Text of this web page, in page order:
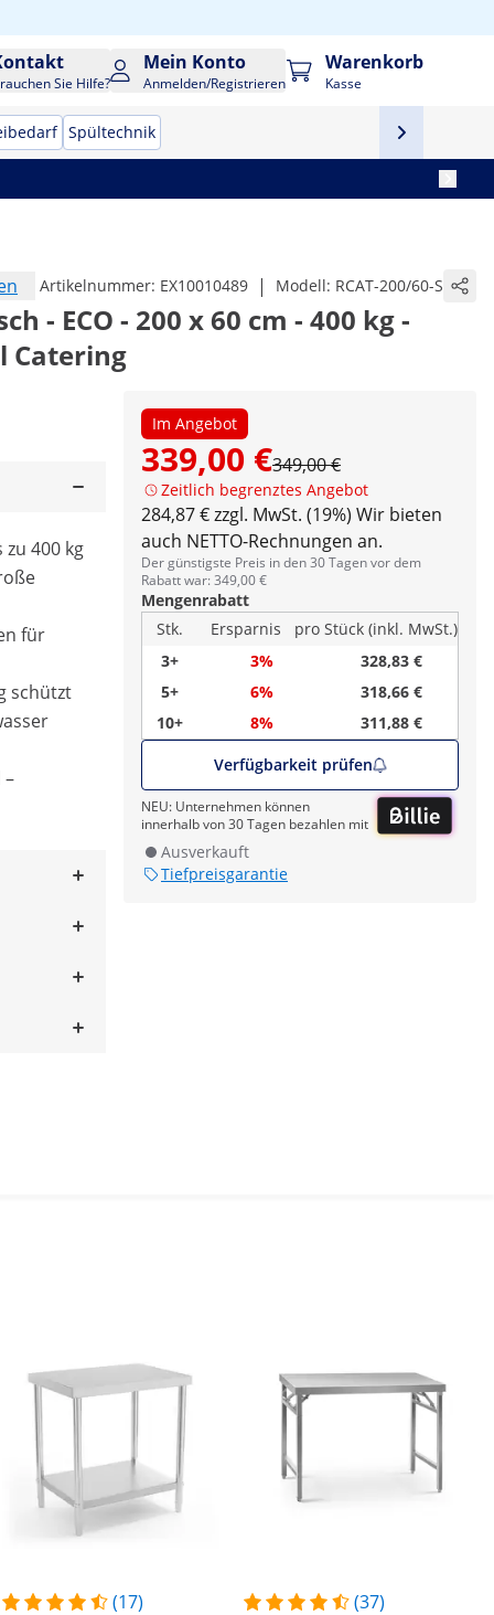
Sie Hilfe?
Mein Konto
Anmelden/Registrieren
Warenkorb
Kasse
Spültechnik
Artikelnummer: EX10010489 | Modell: RCAT-200/60-S
- ECO - 200 x 60 cm - 400 kg -
Catering
Im Angebot
339,00 €349,00 €
Zeitlich begrenztes Angebot
284,87 € zzgl. MwSt. (19%) Wir bieten
auch NETTO-Rechnungen an.
Der günstigste Preis in den 30 Tagen vor dem
Rabatt war: 349,00 €
Mengenrabatt
Stk.
Ersparnis
pro Stück (inkl. MwSt.)
3+
3%
328,83 €
5+
6%
318,66 €
10+
8%
311,88 €
Verfügbarkeit prüfen
NEU: Unternehmen können
innerhalb von 30 Tagen bezahlen mit
Ausverkauft
Tiefpreisgarantie
400 kg
für
schützt
(17) (37)